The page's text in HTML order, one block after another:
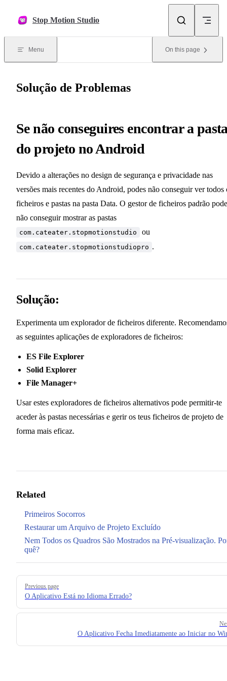
Stop Motion Studio
Menu On this page
Solução de Problemas
Se não conseguires encontrar a
do projeto no Android
Devido a alterações no design de segurança e privacidade nas
versões mais recentes do Android, podes não conseguir ver todos
ficheiros e pastas na pasta Data. O gestor de ficheiros padrão pode
não conseguir mostrar as pastas
com.cateater.stopmotionstudio ou
com.cateater.stopmotionstudiopro .
Solução:
Experimenta um explorador de ficheiros diferente.
as seguintes aplicações de exploradores de ficheiros:
ES File Explorer
Solid Explorer
File Manager+
Usar estes exploradores de ficheiros alternativos pode permitir-te
aceder às pastas necessárias e gerir os teus ficheiros de projeto de
forma mais eficaz.
Related
Primeiros Socorros
Restaurar um Arquivo de Projeto Excluído
Nem Todos os Quadros São Mostrados na Pré-visualização.
quê?
Pager
Previous page
O Aplicativo Está no Idioma Errado?
O Aplicativo Fecha Imediatamente ao Iniciar no